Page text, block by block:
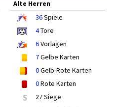
Alte Herren
36Spiele
4Tore
6Vorlagen
7Gelbe Karten
0Gelb-Rote Karten
0Rote Karten
S 27 Siege